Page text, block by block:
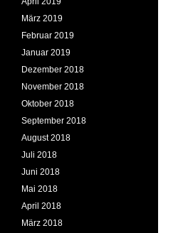
März 2019
Februar 2019
Januar 2019
Dezember 2018
November 2018
Oktober 2018
September 2018
August 2018
Juli 2018
Juni 2018
Mai 2018
April 2018
März 2018